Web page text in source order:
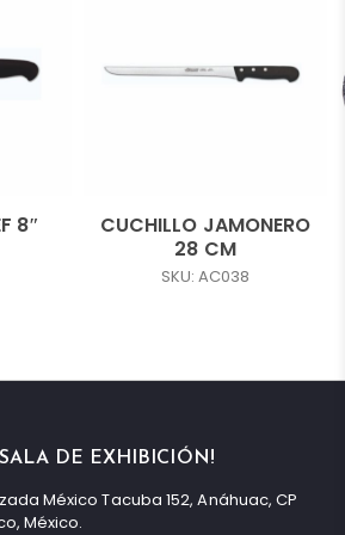
8″
CUCHILLO JAMONERO
28 CM
SKU: AC038
DE EXHIBICIÓN!
México Tacuba 152, Anáhuac, CP
México.